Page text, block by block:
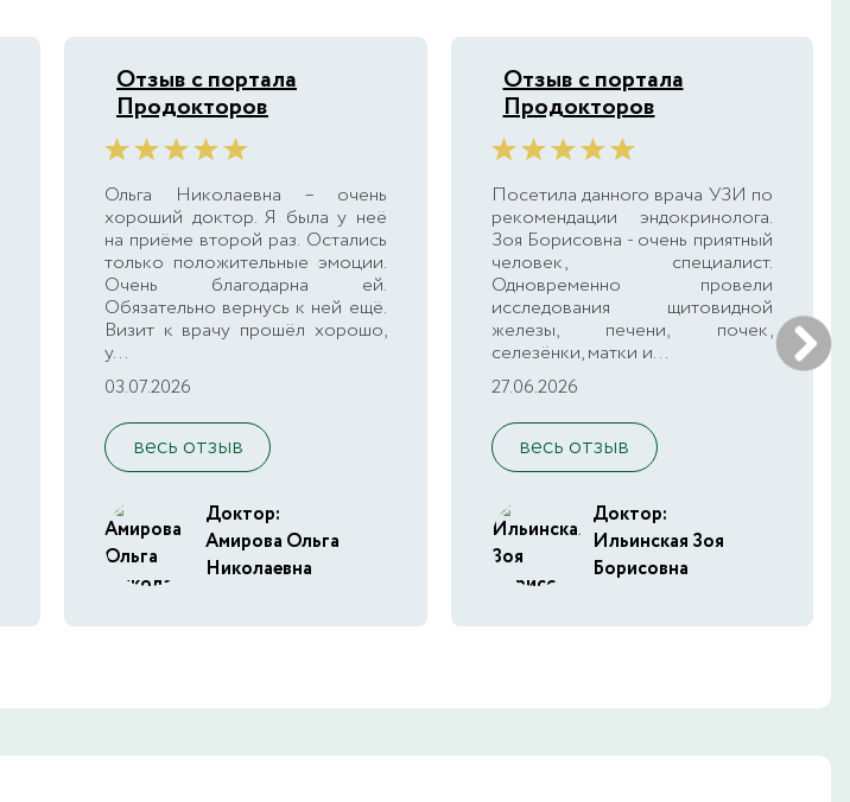
Отзыв с портала
Продокторов
Ольга Николаевна – очень
хороший доктор. Я была у неё
на приёме второй раз. Остались
только положительные эмоции.
Очень благодарна ей.
Обязательно вернусь к ней ещё.
Визит к врачу прошёл хорошо,
у...
03.07.2026
весь отзыв
Доктор:
Амирова Ольга
Николаевна
Отзыв с портала
Продокторов
Посетила данного врача УЗИ по
рекомендации эндокринолога.
Зоя Борисовна - очень приятный
человек, специалист.
Одновременно провели
исследования щитовидной
железы, печени, почек,
селезёнки, матки и...
27.06.2026
весь отзыв
Доктор:
Ильинская Зоя
Борисовна